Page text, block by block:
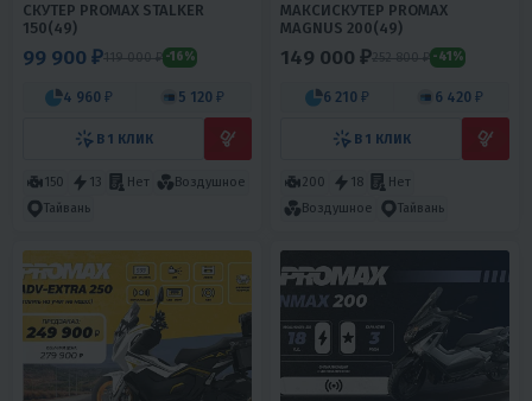
СКУТЕР PROMAX STALKER
150(49)
99 900 ₽119 000 ₽ -16%
4 960 ₽ 5 120 ₽
В 1 КЛИК
150 13 Нет
Воздушное
Тайвань
МАКСИСКУТЕР PROMAX
MAGNUS 200(49)
149 000 ₽252 800 ₽ -41%
6 210 ₽ 6 420 ₽
В 1 КЛИК
200 18
Нет
Воздушное
Тайвань